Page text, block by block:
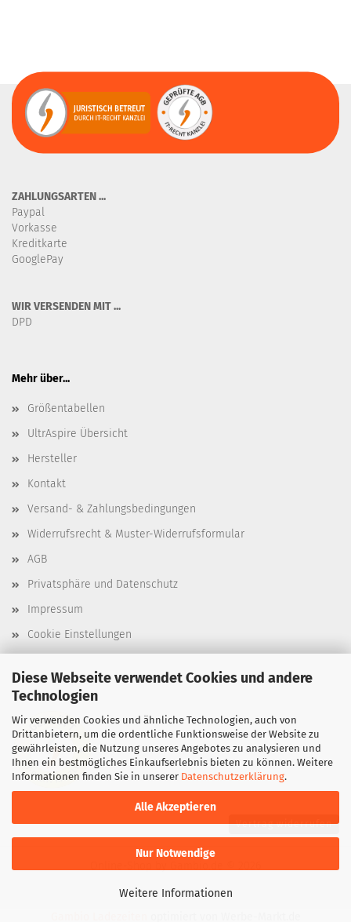
Diese Webseite verwendet Cookies und andere
Technologien
Wir verwenden Cookies und ähnliche Technologien, auch von
Drittanbietern, um die ordentliche Funktionsweise der Website zu
gewährleisten, die Nutzung unseres Angebotes zu analysieren und
Ihnen ein bestmögliches Einkaufserlebnis bieten zu können. Weitere
Informationen finden Sie in unserer Datenschutzerklärung.
Alle Akzeptieren
Nur Notwendige
Weitere Informationen
ZAHLUNGSARTEN ...
Paypal
Vorkasse
Kreditkarte
GooglePay
WIR VERSENDEN MIT ...
DPD
Mehr über...
Größentabellen
UltrAspire Übersicht
Hersteller
Kontakt
Versand- & Zahlungsbedingungen
Widerrufsrecht & Muster-Widerrufsformular
AGB
Privatsphäre und Datenschutz
Impressum
Cookie Einstellungen
Vertrag widerrufen